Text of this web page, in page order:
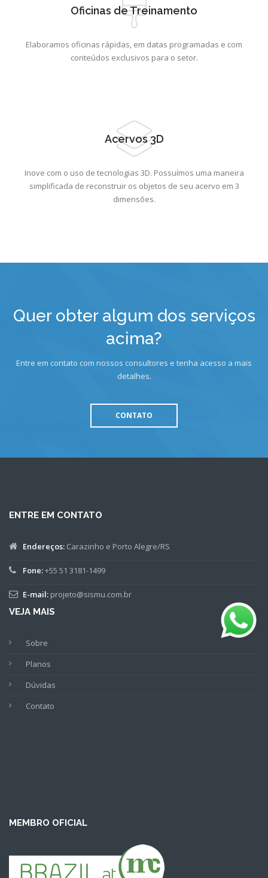
Oficinas de Treinamento
Elaboramos oficinas rápidas, em datas programadas e com
conteúdos exclusivos para o setor.
Acervos 3D
Inove com o uso de tecnologias 3D. Possuímos uma maneira
simplificada de reconstruir os objetos de seu acervo em 3
dimensões.
Quer obter algum dos serviços
acima?
Entre em contato com nossos consultores e tenha acesso a mais
detalhes.
CONTATO
ENTRE EM CONTATO
Endereços: Carazinho e Porto Alegre/RS
Fone:+55 51 3181-1499
E-mail: projeto@sismu.com.br
VEJA MAIS
Sobre
Planos
Dúvidas
Contato
MEMBRO OFICIAL